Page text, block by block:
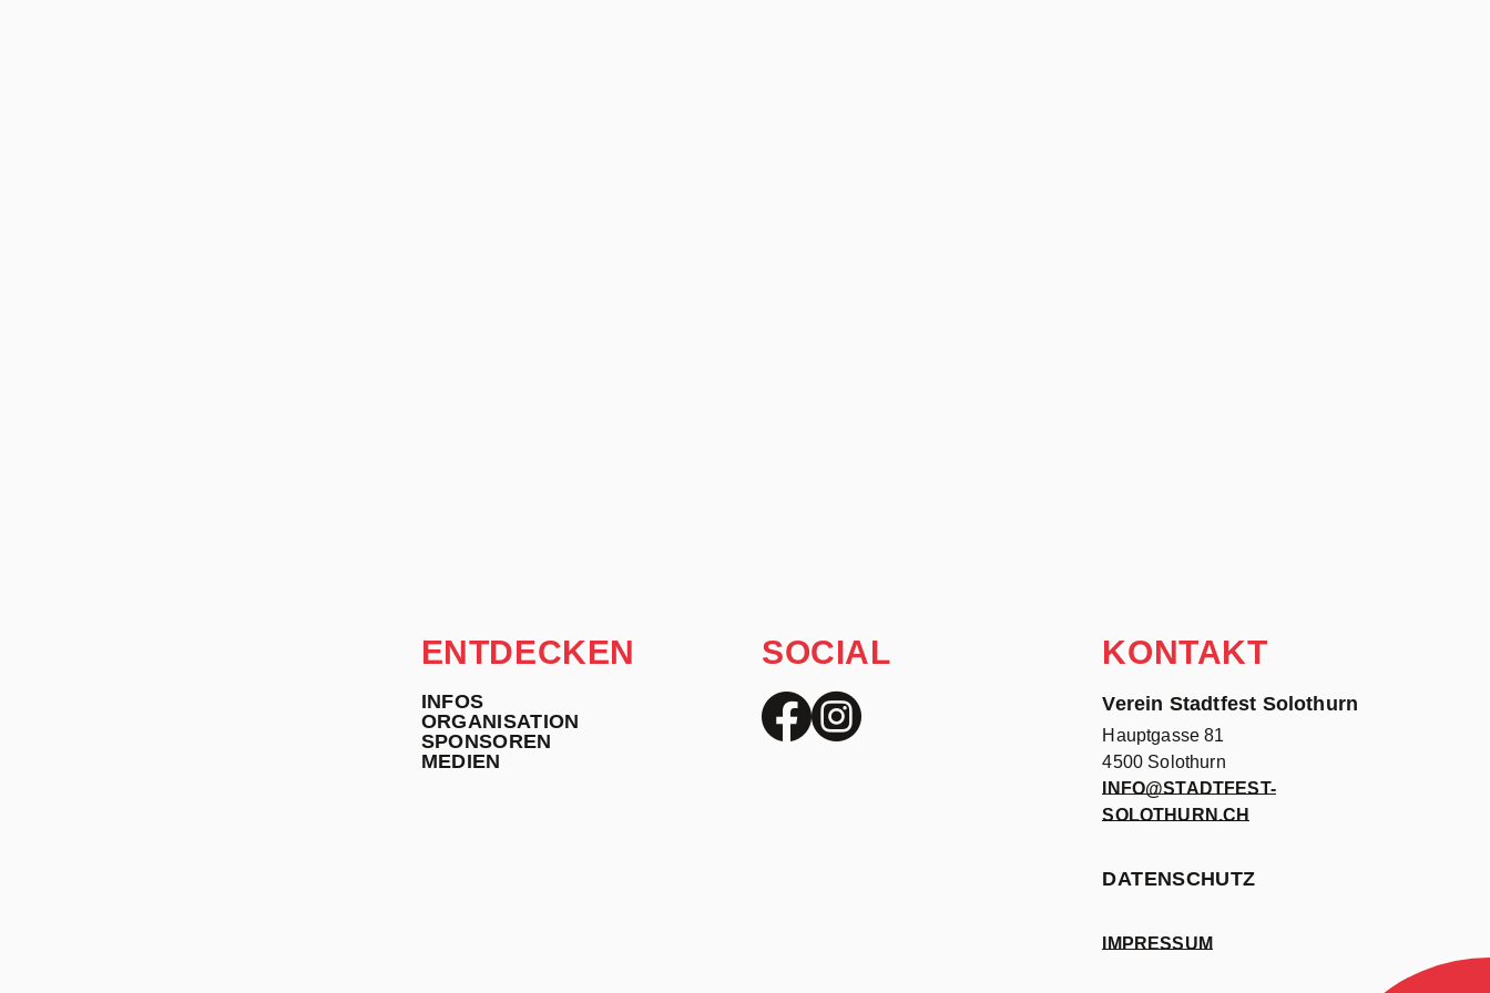
ENTDECKEN
INFOS
ORGANISATION
SPONSOREN
MEDIEN
SOCIAL KONTAKT
Verein Stadtfest Solothurn
Hauptgasse 81
4500 Solothurn
INFO@STADTFEST-
SOLOTHURN.CH
DATENSCHUTZ
IMPRESSUM